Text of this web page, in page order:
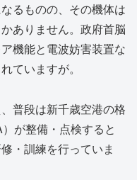
るものの、その機体は
ありません。政府首脳
機能と電波妨害装置な
ていますが。
普段は新千歳空港の格
が整備・点検すると
・訓練を行っていま